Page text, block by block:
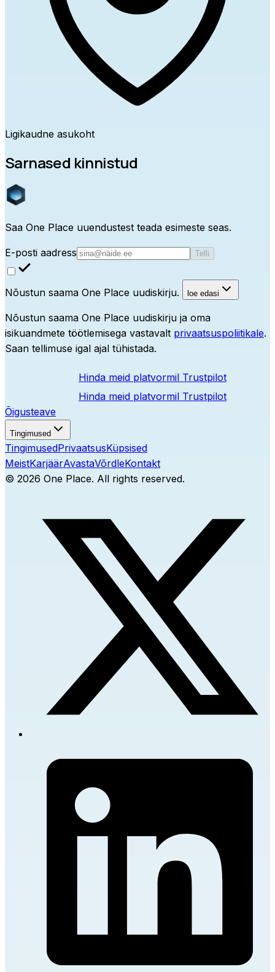
Ligikaudne asukoht
Sarnased kinnistud
Saa One Place uuendustest teada esimeste seas.
E-posti aadress Telli
Nõustun saama One Place uudiskirju. loe edasi
Nõustun saama One Place uudiskirju ja oma
isikuandmete töötlemisega vastavalt privaatsuspoliitikale.
Saan tellimuse igal ajal tühistada.
Hinda meid platvormil Trustpilot
Hinda meid platvormil Trustpilot
Õigusteave
Tingimused
TingimusedPrivaatsusKüpsised
MeistKarjäärAvastaVõrdleKontakt
© 2026 One Place. All rights reserved.